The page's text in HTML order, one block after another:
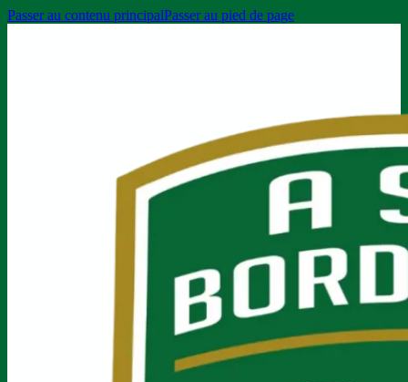
Passer au contenu principalPasser au pied de page